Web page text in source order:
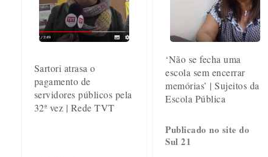
Sartori atrasa o
pagamento de
servidores públicos pela
32ª vez | Rede TVT
‘Não se fecha uma
escola sem encerrar
memórias’ | Sujeitos da
Escola Pública
Publicado no site do
Sul 21